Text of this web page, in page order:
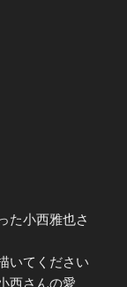
た小西雅也さ
いてください
西さんの愛